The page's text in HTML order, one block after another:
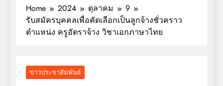
มอบถ้วยรางวัล เหรียญรางวัล และเกียรติบัตร
แก่นักเรียน รายการมหกรรมกีฬาวิชาการเพื่อ
การศึกษาระดับประเทศ VTEA V-UP+ SUPREME
KST LOGIC GAMES 2026
ตารางอาหารกลางวัน โรงเรียนบ้านชะอวด วัน
ที่ 3-7 สิงหาคม 2569
Home 2024 ตุลาคม
9
รับสมัครบุคคลเพื่อคัดเลือกเป็นลูกจ้างชั่วคราว
ตำแหน่ง ครูอัตราจ้าง วิชาเอกภาษาไทย
ข่าวประชาสัมพันธ์